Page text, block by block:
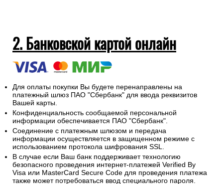
2. Банковской картой онлайн
Для оплаты покупки Вы будете перенаправлены на
платежный шлюз ПАО "Сбербанк" для ввода реквизитов
Вашей карты.
Конфиденциальность сообщаемой персональной
информации обеспечивается ПАО "Сбербанк".
Соединение с платежным шлюзом и передача
информации осуществляется в защищенном режиме с
использованием протокола шифрования SSL.
В случае если Ваш банк поддерживает технологию
безопасного проведения интернет-платежей Verified By
Visa или MasterCard Secure Code для проведения платежа
также может потребоваться ввод специального пароля.